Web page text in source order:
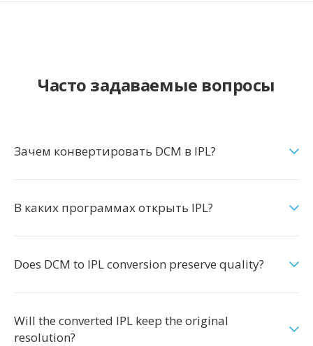
Часто задаваемые вопросы
Зачем конвертировать DCM в IPL?
В каких программах открыть IPL?
Does DCM to IPL conversion preserve quality?
Will the converted IPL keep the original
resolution?